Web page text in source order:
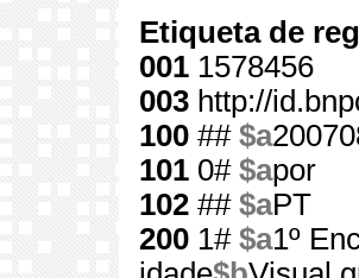
Etiqueta de
001 1578456
003 http://
100 ## $a
101 0# $apor
102 ## $aPT
200 1# $a1º